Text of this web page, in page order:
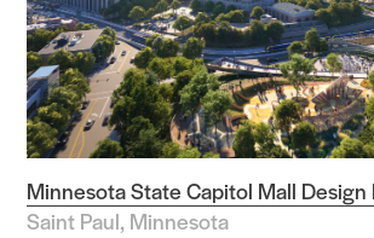
Minnesota State Capitol Mall Design
Saint Paul, Minnesota